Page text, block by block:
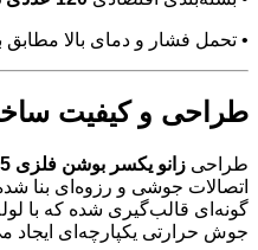
• تحمل فشار و دمای بالا مطابق
طراحی و کیفیت
طراحی زانو یکسر بوشن فلزی 25*1/2 اینچ آذین
اتصالات جوشی و رزوه‌ای بنا
جوش حرارتی یکپارچه‌ای ایجاد